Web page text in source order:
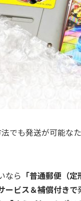
でも発送が可能な
なら 「普通郵便（定
ービス＆補償付きで